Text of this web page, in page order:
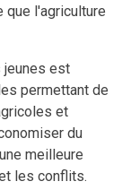
que l'agriculture
jeunes est
permettant de
et
du
meilleure
les conflits.